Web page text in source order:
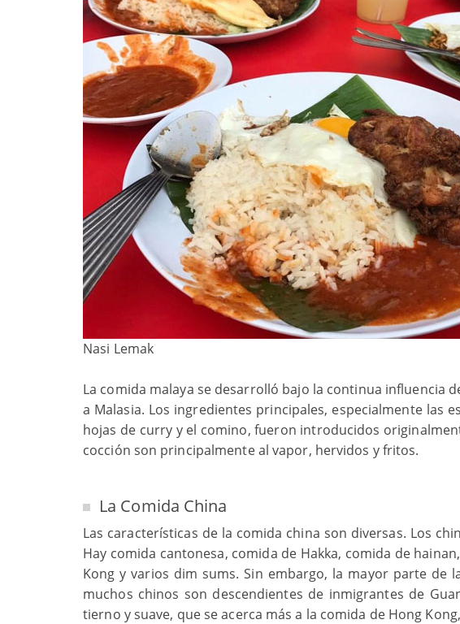
Nasi Lemak
La comida malaya se desarrolló bajo la continua influencia
a Malasia. Los ingredientes principales, especialmente las
hojas de curry y el comino, fueron introducidos
cocción son principalmente al vapor, hervidos y fritos.
La Comida China
Las características de la comida china son diversas. Los
Hay comida cantonesa, comida de Hakka, comida de
Kong y varios dim sums. Sin embargo, la mayor parte de
muchos chinos son descendientes de inmigrantes de
tierno y suave, que se acerca más a la comida de Hong